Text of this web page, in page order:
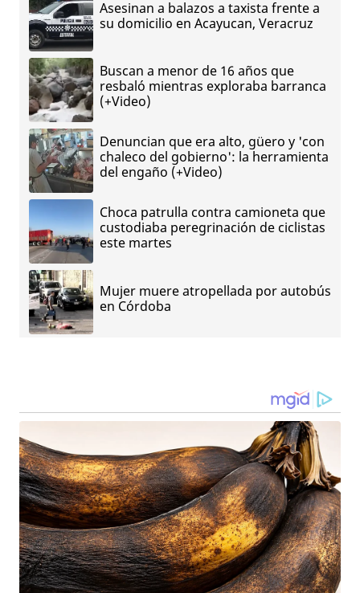
Asesinan a balazos a taxista frente a
su domicilio en Acayucan, Veracruz
Buscan a menor de 16 años que
resbaló mientras exploraba barranca
(+Video)
Denuncian que era alto, güero y 'con
chaleco del gobierno': la herramienta
del engaño (+Video)
Choca patrulla contra camioneta que
custodiaba peregrinación de ciclistas
este martes
Mujer muere atropellada por autobús
en Córdoba